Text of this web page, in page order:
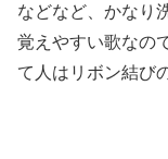
などなど、かなり
覚えやすい歌なの
て人はリボン結び